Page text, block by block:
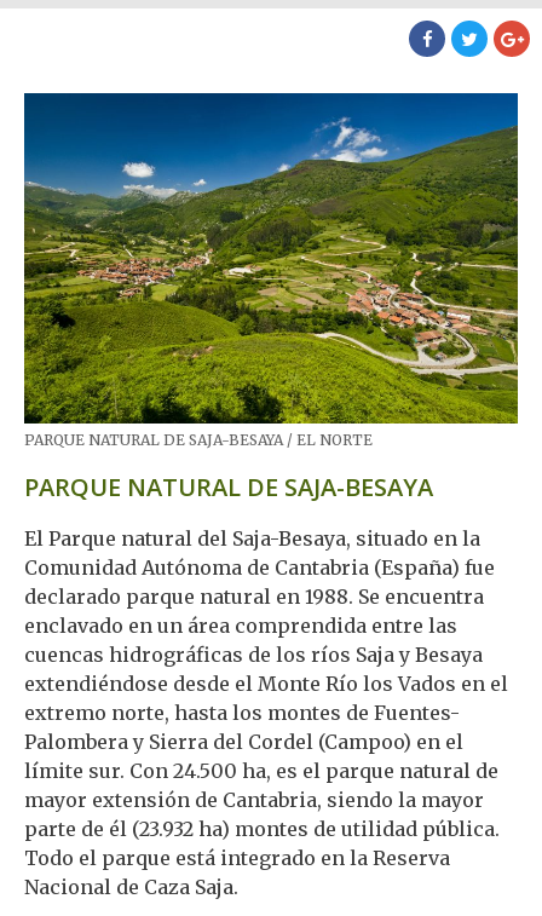
PARQUE NATURAL DE SAJA-BESAYA / EL NORTE​
PARQUE NATURAL DE SAJA-BESAYA
El Parque natural del Saja-Besaya, situado en la
Comunidad Autónoma de Cantabria (España) fue
declarado parque natural en 1988. Se encuentra
enclavado en un área comprendida entre las
cuencas hidrográficas de los ríos Saja y Besaya
extendiéndose desde el Monte Río los Vados en el
extremo norte, hasta los montes de Fuentes-
Palombera y Sierra del Cordel (Campoo) en el
límite sur. Con 24.500 ha, es el parque natural de
mayor extensión de Cantabria, siendo la mayor
parte de él (23.932 ha) montes de utilidad pública.
Todo el parque está integrado en la Reserva
Nacional de Caza Saja.